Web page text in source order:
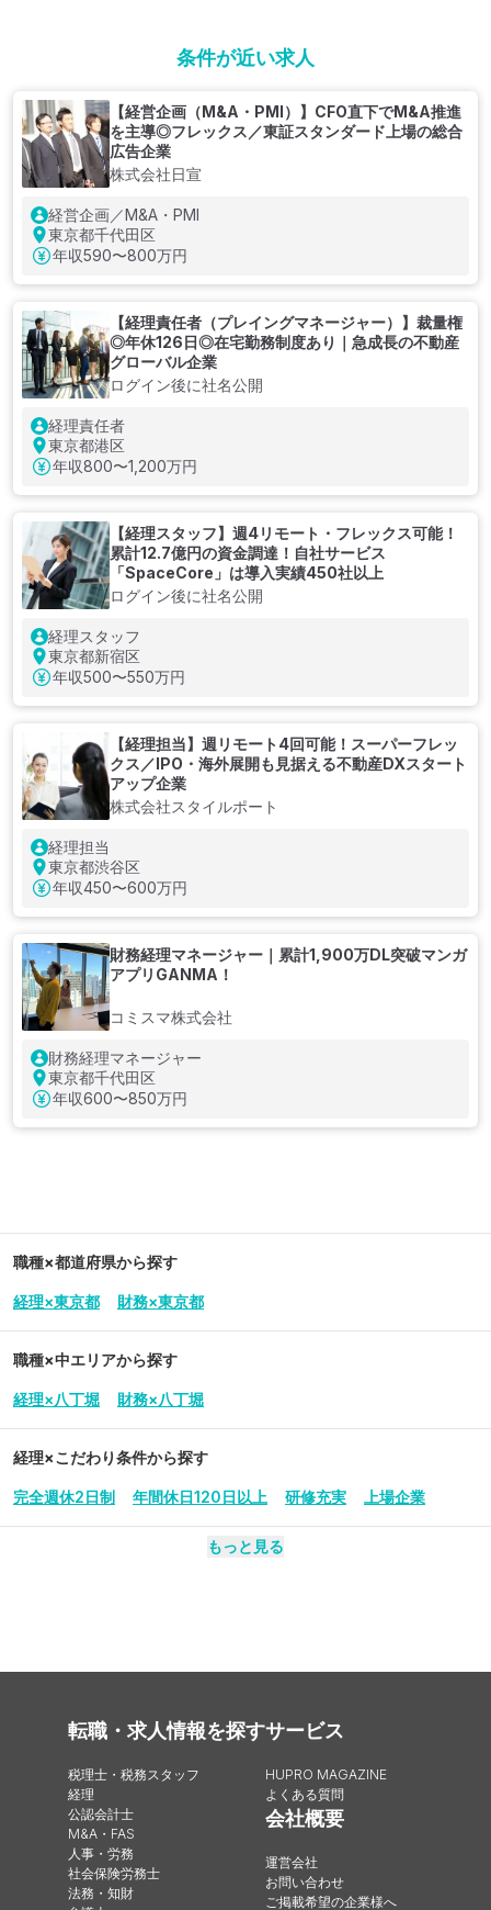
条件が近い求人
【経営企画（M&A・PMI）】CFO直下でM&A推進
を主導◎フレックス／東証スタンダード上場の総合
広告企業
株式会社日宣
経営企画／M&A・PMI
東京都千代田区
年収590〜800万円
【経理責任者（プレイングマネージャー）】裁量権
◎年休126日◎在宅勤務制度あり｜急成長の不動産
グローバル企業
ログイン後に社名公開
経理責任者
東京都港区
年収800〜1,200万円
【経理スタッフ】週4リモート・フレックス可能！
累計12.7億円の資金調達！自社サービス
「SpaceCore」は導入実績450社以上
ログイン後に社名公開
経理スタッフ
東京都新宿区
年収500〜550万円
【経理担当】週リモート4回可能！スーパーフレッ
クス／IPO・海外展開も見据える不動産DXスタート
アップ企業
株式会社スタイルポート
経理担当
東京都渋谷区
年収450〜600万円
財務経理マネージャー｜累計1,900万DL突破マンガ
アプリGANMA！
コミスマ株式会社
財務経理マネージャー
東京都千代田区
年収600〜850万円
職種×都道府県から探す
経理×東京都 財務×東京都
職種×中エリアから探す
経理×八丁堀 財務×八丁堀
経理×こだわり条件から探す
完全週休2日制 年間休日120日以上 研修充実 上場企業
もっと見る
転職・求人情報を探す
税理士・税務スタッフ
経理
公認会計士
M&A・FAS
人事・労務
社会保険労務士
法務・知財
サービス
HUPRO MAGAZINE
よくある質問
会社概要
運営会社
お問い合わせ
ご掲載希望の企業様へ